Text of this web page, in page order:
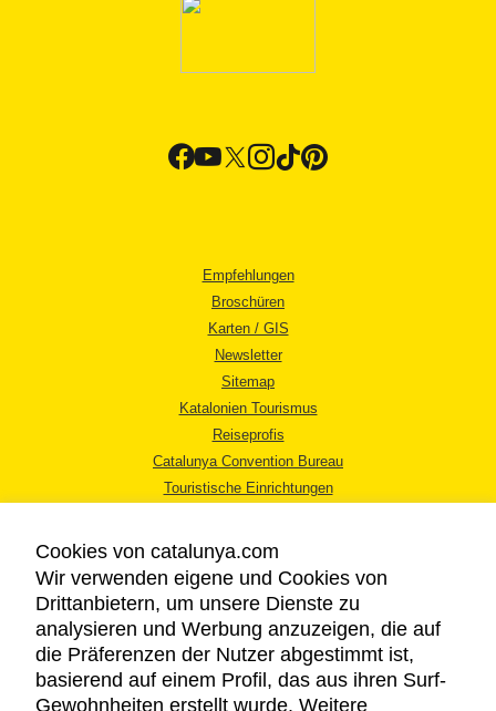
Empfehlungen
Broschüren
Karten / GIS
Newsletter
Sitemap
Katalonien Tourismus
Reiseprofis
Catalunya Convention Bureau
Touristische Einrichtungen
RECHTLICHER HINWEIS
DATENSCHUTZICHTLINIE
Cookies von catalunya.com
Wir verwenden eigene und Cookies von
Drittanbietern, um unsere Dienste zu
analysieren und Werbung anzuzeigen, die auf
die Präferenzen der Nutzer abgestimmt ist,
basierend auf einem Profil, das aus ihren Surf-
Gewohnheiten erstellt wurde. Weitere